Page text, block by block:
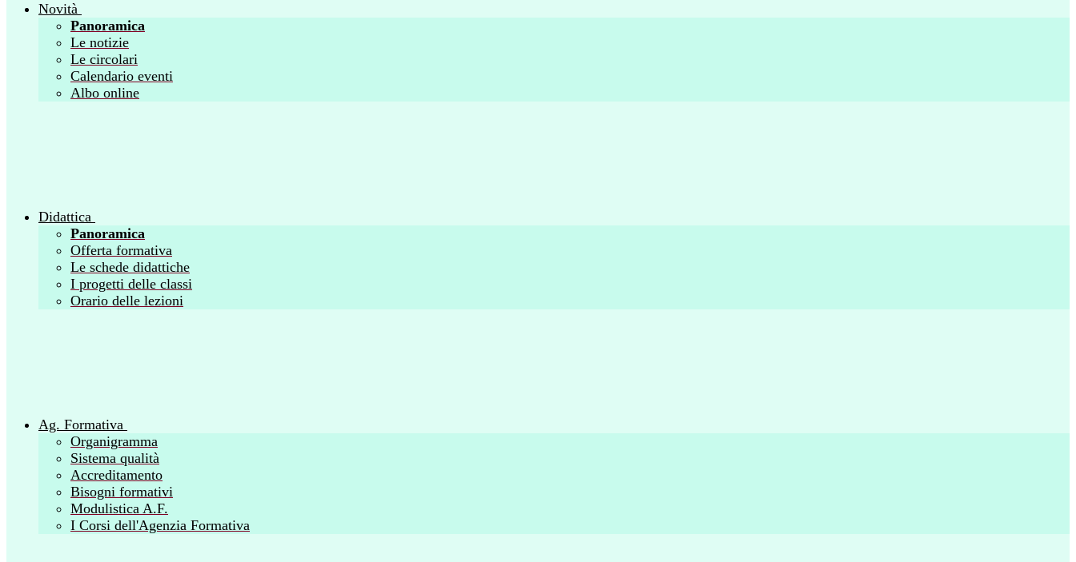
Novità
Panoramica
Le notizie
Le circolari
Calendario eventi
Albo online
Didattica
Panoramica
Offerta formativa
Le schede didattiche
I progetti delle classi
Orario delle lezioni
Ag. Formativa
Organigramma
Sistema qualità
Accreditamento
Bisogni formativi
Modulistica A.F.
I Corsi dell'Agenzia Formativa